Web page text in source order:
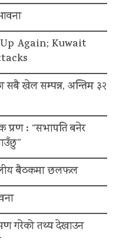
Again; Kuwait
सबै खेल सम्पन्न, अन्तिम ३२
प्रण : “सभापति बनेर
बैठकमा छलफल
गरेको तथ्य देखाउन